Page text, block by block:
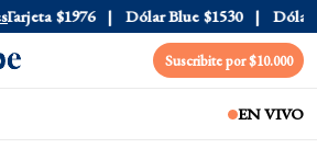
$1976 Dólar Blue $1530 Dólar
Suscribite por $10.000
EN VIVO